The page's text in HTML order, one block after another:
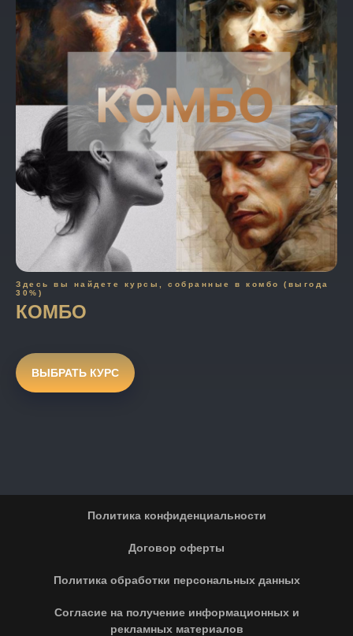
Здесь вы найдете курсы, собранные в комбо (выгода
30%)
КОМБО
ВЫБРАТЬ КУРС
Политика конфиденциальности
Договор оферты
Политика обработки персональных данных
Согласие на получение информационных и
рекламных материалов